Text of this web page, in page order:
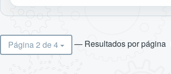
Página 2 de 4 — Resultados por página